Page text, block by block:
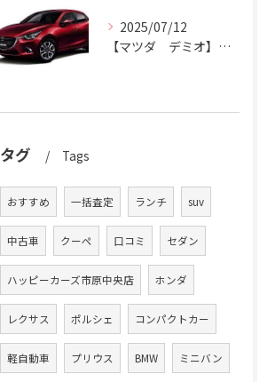
2025/07/12
【マツダ デミオ】デミオの買取りはハッピーカーズ市原中央店におまかせ。
タグ Tags
おすすめ 一括査定 ランチ suv
中古車 クーペ 口コミ セダン
ハッピーカーズ市原中央店 ホンダ
レクサス ポルシェ コンパクトカー
軽自動車 プリウス BMW ミニバン